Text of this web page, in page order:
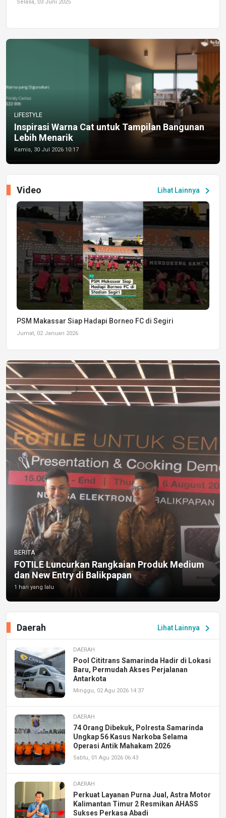
Selasa, 03 Juni 2025
LIFESTYLE
Inspirasi Warna Cat untuk Tampilan Bangunan
Lebih Menarik
Kamis, 30 Jul 2026 10:17
Lihat Lainnya chevron_right
Video
PSM Makassar Siap Hadapi Borneo FC di Segiri
Jumat, 02 Januari 2026
BERITA
FOTILE Luncurkan Rangkaian Produk Medium
dan New Entry di Balikpapan
1 hari yang lalu
Lihat Lainnya chevron_right
Daerah
DAERAH
Pool Cititrans Samarinda Hadir di Lokasi
Baru, Permudah Akses Perjalanan
Antarkota
Minggu, 02 Agu 2026 14:37
DAERAH
74 Orang Dibekuk, Polresta Samarinda
Ungkap 56 Kasus Narkoba Selama
Operasi Antik Mahakam 2026
Sabtu, 01 Agu 2026 06:43
DAERAH
Perkuat Layanan Purna Jual, Astra Motor
Kalimantan Timur 2 Resmikan AHASS
Sukses Perkasa Abadi